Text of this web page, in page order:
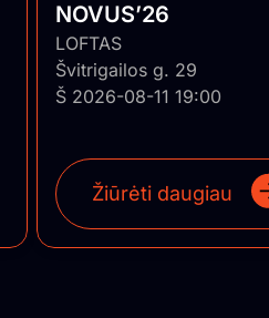
NOVUS’26
LOFTAS
Švitrigailos g. 29
Š 2026-08-11 19:00
Žiūrėti daugiau